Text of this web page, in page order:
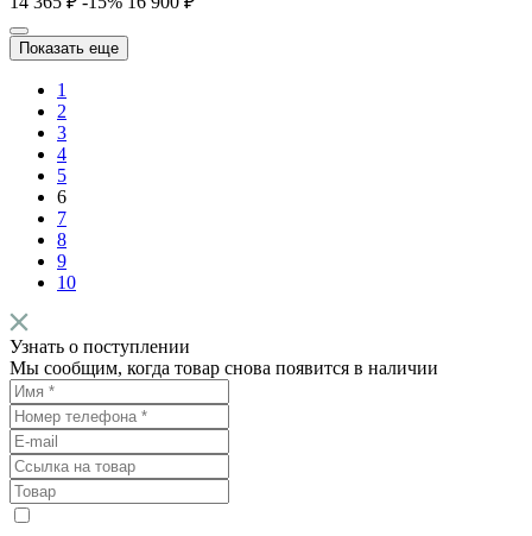
Показать еще
1
2
3
4
5
6
7
8
9
10
Узнать о поступлении
Мы сообщим, когда товар снова появится в наличии